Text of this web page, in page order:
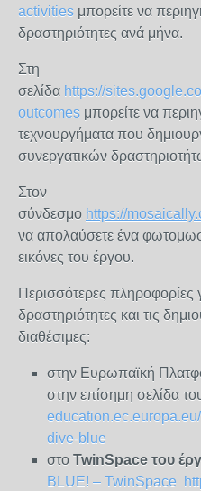
activities μπορείτε να
δραστηριότητες ανά μήνα.
Στη
σελίδα https://
outcomes μπορείτε να
τεχνουργήματα που
συνεργατικών
Στον
σύνδεσμο https://
να απολαύσετε ένα
εικόνες του έργου.
Περισσότερες πληροφορίες
δραστηριότητες και τις
διαθέσιμες:
στην Ευρωπαϊκή
στην επίσημη σελίδα
dive-blue
στο TwinSpace του
BLUE! – TwinSpace